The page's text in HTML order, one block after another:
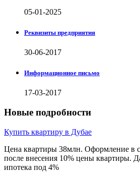
05-01-2025
Реквизиты предприятия
30-06-2017
Информационное письмо
17-03-2017
Новые подробности
Купить квартиру в Дубае
Цена квартиры 38млн. Оформление в
после внесения 10% цены квартиры.
ипотека под 4%